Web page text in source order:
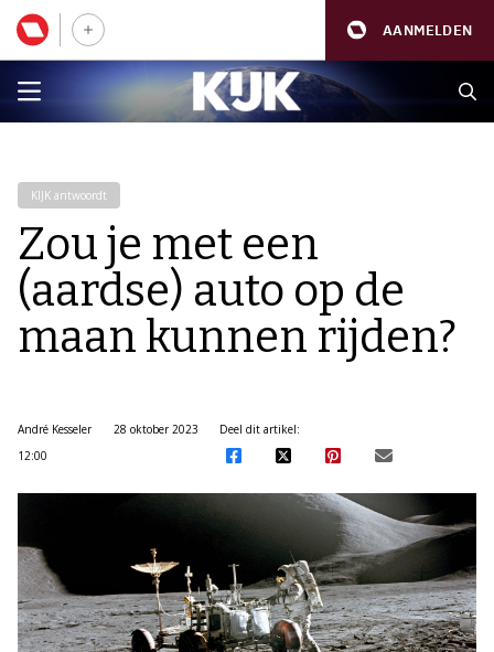
AANMELDEN
KIJK antwoordt
Zou je met een
(aardse) auto op de
maan kunnen rijden?
André Kesseler
28 oktober 2023
12:00
Deel dit artikel: